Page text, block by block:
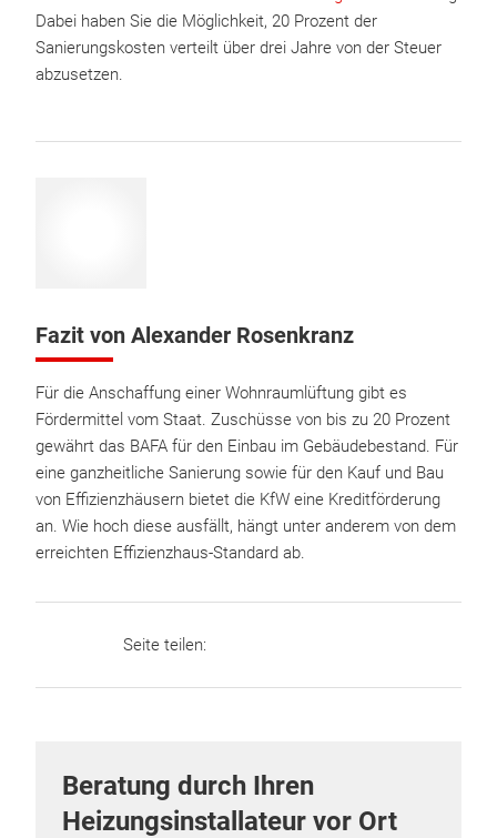
Dabei haben Sie die Möglichkeit, 20 Prozent der
Sanierungskosten verteilt über drei Jahre von der Steuer
abzusetzen.
Fazit von Alexander Rosenkranz
Für die Anschaffung einer Wohnraumlüftung gibt es
Fördermittel vom Staat. Zuschüsse von bis zu 20 Prozent
gewährt das BAFA für den Einbau im Gebäudebestand. Für
eine ganzheitliche Sanierung sowie für den Kauf und Bau
von Effizienzhäusern bietet die KfW eine Kreditförderung
an. Wie hoch diese ausfällt, hängt unter anderem von dem
erreichten Effizienzhaus-Standard ab.
Seite teilen:
Beratung durch Ihren
Heizungsinstallateur vor Ort